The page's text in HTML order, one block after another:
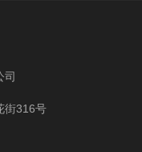
司
街316号